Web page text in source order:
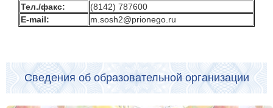
Тел./факс:
(8142) 787600
E-mail:
m.sosh2@prionego.ru
Сведения об образовательной организации